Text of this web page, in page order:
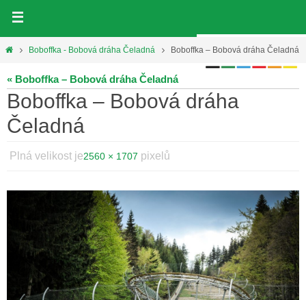
obsahHomeBoboffka - Bobová dráha Čeladná Boboffka – Bobová dráha Čeladná
« Boboffka – Bobová dráha Čeladná
Boboffka – Bobová dráha
Čeladná
Plná velikost je2560 × 1707 pixelů